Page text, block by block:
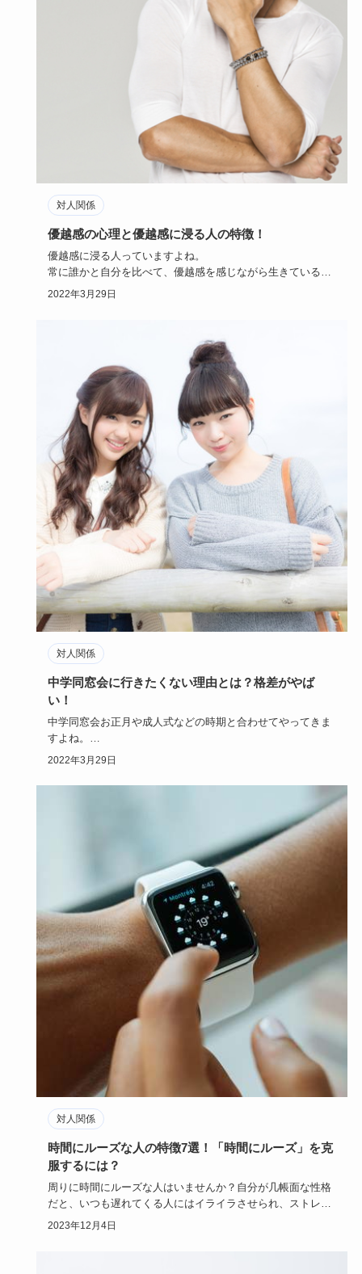
対人関係
優越感の心理と優越感に浸る人の特徴！
優越感に浸る人っていますよね。
常に誰かと自分を比べて、優越感を感じながら生きている人
は周りから煙たがられがちです。
2022年3月29日
対人関係
中学同窓会に行きたくない理由とは？格差がやば
い！
中学同窓会お正月や成人式などの時期と合わせてやってきま
すよね。
しかし、なかなか参加しない人や、参加したがらない人も沢
2022年3月29日
対人関係
時間にルーズな人の特徴7選！「時間にルーズ」を克
服するには？
周りに時間にルーズな人はいませんか？自分が几帳面な性格
だと、いつも遅れてくる人にはイライラさせられ、ストレス
の原因になって…
2023年12月4日